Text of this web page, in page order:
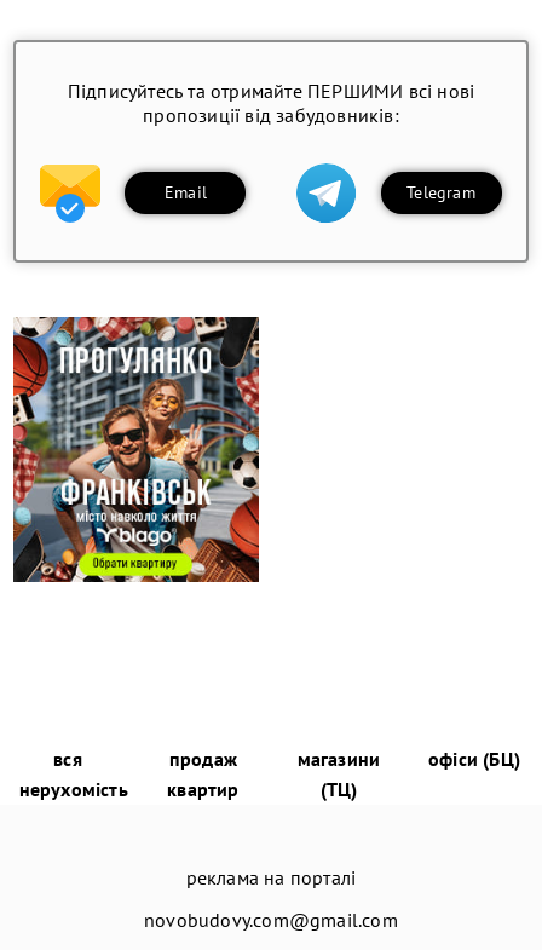
Підписуйтесь та отримайте ПЕРШИМИ всі нові
пропозиції від забудовників:
Email Telegram
вся
нерухомість
продаж
квартир
магазини
(ТЦ)
офіси (БЦ)
реклама на порталі
novobudovy.com@gmail.com